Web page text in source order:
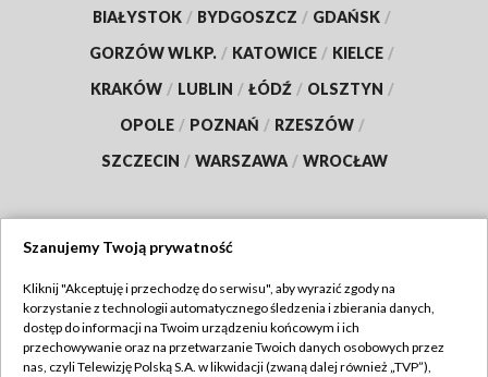
BIAŁYSTOK / BYDGOSZCZ / GDAŃSK /
GORZÓW WLKP. / KATOWICE / KIELCE /
KRAKÓW / LUBLIN / ŁÓDŹ / OLSZTYN /
OPOLE / POZNAŃ / RZESZÓW /
SZCZECIN / WARSZAWA / WROCŁAW
TVP
Abonament TVP
Regulamin TVP
Szanujemy Twoją prywatność
Kliknij "Akceptuję i przechodzę do serwisu", aby wyrazić zgody na
korzystanie z technologii automatycznego śledzenia i zbierania danych,
dostęp do informacji na Twoim urządzeniu końcowym i ich
przechowywanie oraz na przetwarzanie Twoich danych osobowych przez
nas, czyli Telewizję Polską S.A. w likwidacji (zwaną dalej również „TVP”),